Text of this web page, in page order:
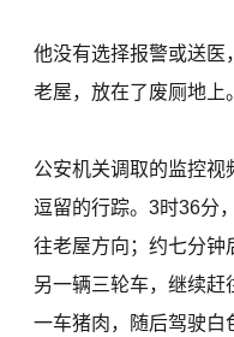
他没有选择报警或送医
老屋，放在了废厕地上。
公安机关调取的监控视
逗留的行踪。3时36分
往老屋方向；约七分钟
另一辆三轮车，继续赶
一车猪肉，随后驾驶